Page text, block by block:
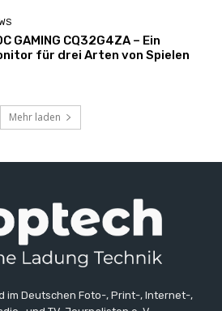
GAMING CQ32G4ZA – Ein
für drei Arten von Spielen
Mehr laden
im Deutschen Foto-, Print-, Internet-,